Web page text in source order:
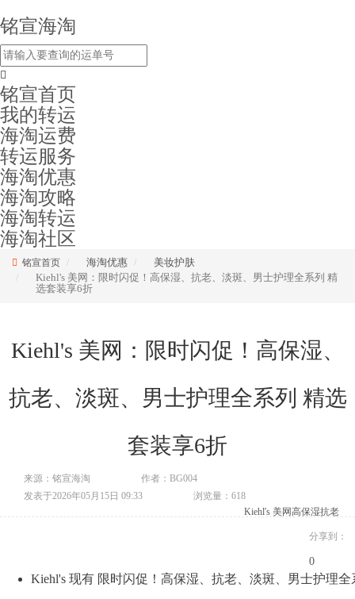
铭宣海淘
铭宣首页
我的转运
海淘运费
转运服务
海淘优惠
海淘攻略
海淘转运
海淘社区
铭宣首页 海淘优惠
美妆护肤
Kiehl's 美网：限时闪促！高保湿、抗老、淡斑、男士护理全系列 精
选套装享6折
Kiehl's 美网：限时闪促！高保湿、
抗老、淡斑、男士护理全系列 精选
套装享6折
来源：铭宣海淘
作者：BG004
发表于2026年05月15日 09:33
浏览量：618
Kiehl's 美网高保湿抗老
分享到：
0
Kiehl's 现有 限时闪促！高保湿、抗老、淡斑、男士护理